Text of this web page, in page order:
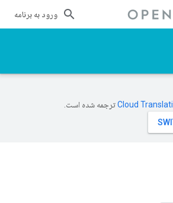
ورود به برنامه
ترجمه شده است.